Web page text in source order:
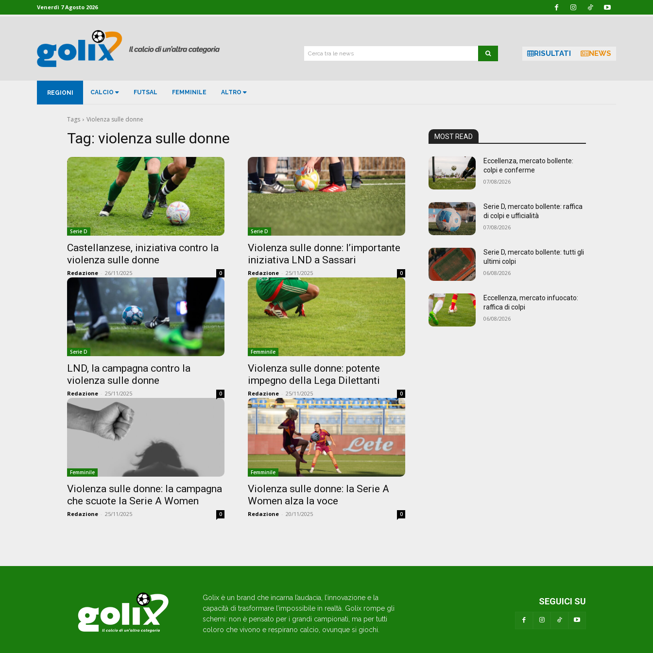
Venerdì 7 Agosto 2026
Cerca tra le news RISULTATI NEWS
REGIONI CALCIO FUTSAL FEMMINILE ALTRO
Tags Violenza sulle donne
Tag: violenza sulle donne
Serie D
Castellanzese, iniziativa contro la
violenza sulle donne
Redazione - 26/11/2025 0
Serie D
Violenza sulle donne: l’importante
iniziativa LND a Sassari
Redazione - 25/11/2025 0
Serie D
LND, la campagna contro la
violenza sulle donne
Redazione - 25/11/2025 0
Femminile
Violenza sulle donne: potente
impegno della Lega Dilettanti
Redazione - 25/11/2025 0
Femminile
Violenza sulle donne: la campagna
che scuote la Serie A Women
Redazione - 25/11/2025 0
Femminile
Violenza sulle donne: la Serie A
Women alza la voce
Redazione - 20/11/2025 0
MOST READ
Eccellenza, mercato bollente:
colpi e conferme
07/08/2026
Serie D, mercato bollente: raffica
di colpi e ufficialità
07/08/2026
Serie D, mercato bollente: tutti gli
ultimi colpi
06/08/2026
Eccellenza, mercato infuocato:
raffica di colpi
06/08/2026
Golix è un brand che incarna l’audacia, l’innovazione e la
capacità di trasformare l’impossibile in realtà. Golix rompe gli
schemi: non è pensato per i grandi campionati, ma per tutti
coloro che vivono e respirano calcio, ovunque si giochi.
SEGUICI SU